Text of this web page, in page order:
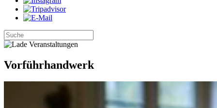
Vorführhandwerk